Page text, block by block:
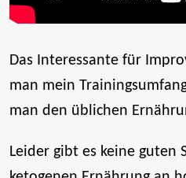
Das Interessante für
man mein
man den üblichen
Leider gibt es keine